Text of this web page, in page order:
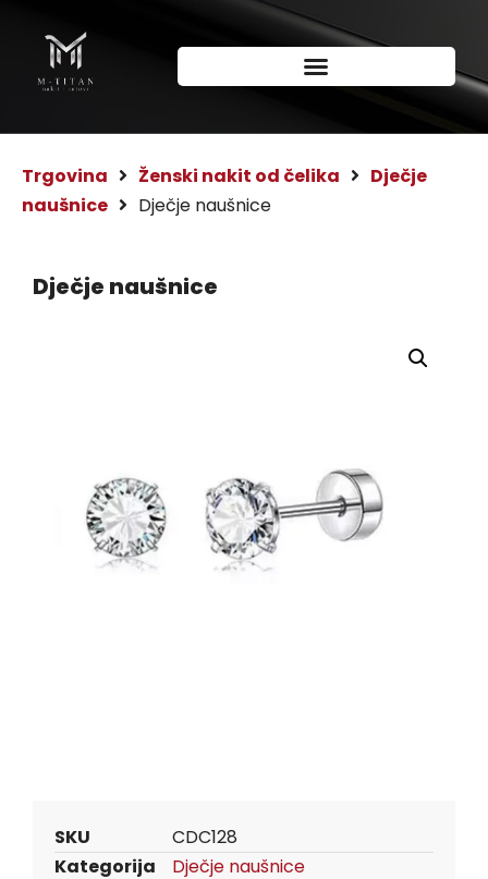
Trgovina Ženski nakit od čelika
Dječje
naušnice
Dječje naušnice
Dječje naušnice
SKU CDC128
Kategorija Dječje naušnice